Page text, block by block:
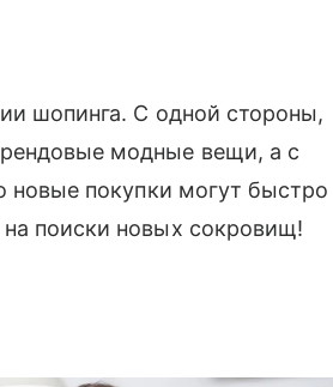
шопинга. С одной стороны,
модные вещи, а с
новые покупки могут быстро
поиски новых сокровищ!